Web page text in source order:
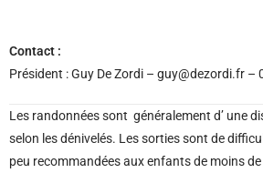
Contact :
Président : Guy De Zordi – guy@dezordi.fr –
Les randonnées sont généralement d’ une
selon les dénivelés. Les sorties sont de
peu recommandées aux enfants de moins de